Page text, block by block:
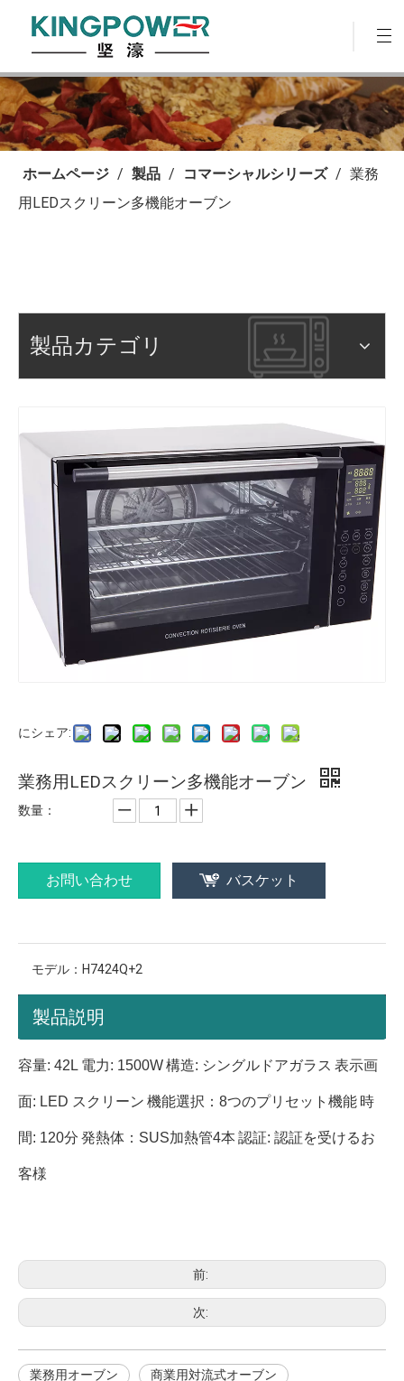
ホームページ / 製品 / コマーシャルシリーズ / 業務
用LEDスクリーン多機能オーブン
製品カテゴリ
にシェア:
業務用LEDスクリーン多機能オーブン
数量：
お問い合わせ バスケット
モデル： H7424Q+2
製品説明
容量: 42L 電力: 1500W構造: シングルドアガラス 表示画
面: LED スクリーン 機能選択：8つのプリセット機能 時
間: 120分 発熱体：SUS加熱管4本 認証: 認証を受けるお
客様
前:
次:
業務用オーブン 商業用対流式オーブン